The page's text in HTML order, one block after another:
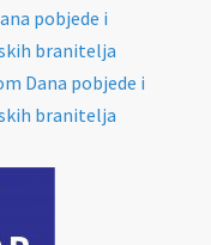
pobjede i
branitelja
Dana pobjede i
branitelja